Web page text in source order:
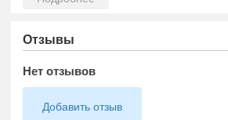
сейчас. Работаю только на
VG, Inglot, Paese и др.
Отзывы
Нет отзывов
Добавить отзыв